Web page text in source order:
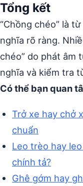
Tổng kết
“Chồng chéo” là
nghĩa rõ ràng.
chéo” do phát âm
nghĩa và kiểm tra
Có thể bạn quan
Trở xe hay chở
chuẩn
Leo trèo hay
chính tả?
Ghê gớm hay